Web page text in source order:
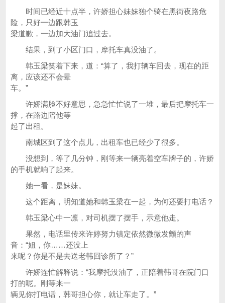
时间已经近十点半，许娇担心妹妹独个骑在黑街夜路危
险，只好一边跟韩玉
梁道歉，一边加大油门追过去。
结果，到了小区门口，摩托车真没油了。
韩玉梁笑着下来，道：“算了，我打辆车回去，现在的距
离，应该还不会晕
车。”
许娇满脸不好意思，急急忙忙说了一堆，最后把摩托车一
撑，在路边陪他等
起了出租。
南城区到了这个点儿，出租车也已经少了很多。
没想到，等了几分钟，刚等来一辆亮着空车牌子的，许娇
的手机就响了起来。
她一看，是妹妹。
这个距离，明知道她和韩玉梁在一起，为何还要打电话？
韩玉梁心中一凛，对司机摆了摆手，示意他走。
果然，电话里传来许婷努力镇定依然微微发颤的声
音：“姐，你……还没上
来呢？你是不是去送老韩回诊所了？”
许娇连忙解释说：“我摩托没油了，正陪着韩哥在院门口
打的呢。刚等来一
辆见你打电话，韩哥担心你，就让车走了。”